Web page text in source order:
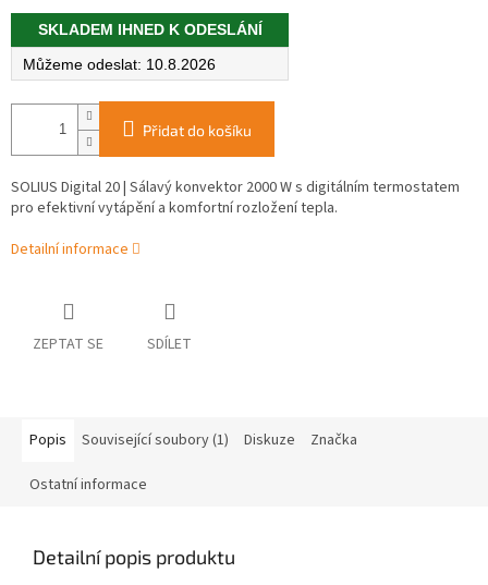
Měrná
cena:SKLADEM IHNED K ODESLÁNÍ
10.8.2026
Přidat do košíku
SOLIUS Digital 20 | Sálavý konvektor 2000 W s digitálním termostatem
pro efektivní vytápění a komfortní rozložení tepla.
Detailní informace
ZEPTAT SE SDÍLET
Popis Související soubory (1) Diskuze Značka
Ostatní informace
Detailní popis produktu